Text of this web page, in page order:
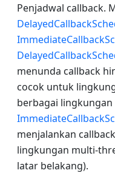
Penjadwal callback.
menunda callback
cocok untuk
berbagai lingkungan
menjalankan
lingkungan multi-
latar belakang).